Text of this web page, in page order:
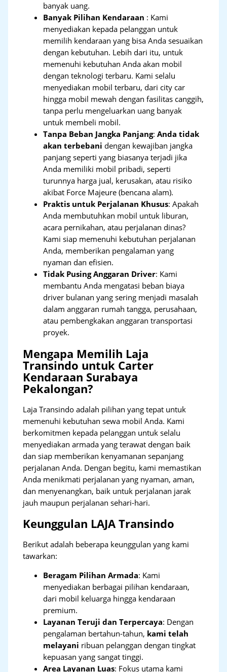
banyak uang.
Banyak Pilihan Kendaraan : Kami
menyediakan kepada pelanggan untuk
memilih kendaraan yang bisa Anda sesuaikan
dengan kebutuhan. Lebih dari itu, untuk
memenuhi kebutuhan Anda akan mobil
dengan teknologi terbaru. Kami selalu
menyediakan mobil terbaru, dari city car
hingga mobil mewah dengan fasilitas canggih,
tanpa perlu mengeluarkan uang banyak
untuk membeli mobil.
Tanpa Beban Jangka Panjang:Anda tidak
akan terbebani dengan kewajiban jangka
panjang seperti yang biasanya terjadi jika
Anda memiliki mobil pribadi, seperti
turunnya harga jual, kerusakan, atau risiko
akibat Force Majeure (bencana alam).
Praktis untuk Perjalanan Khusus: Apakah
Anda membutuhkan mobil untuk liburan,
acara pernikahan, atau perjalanan dinas?
Kami siap memenuhi kebutuhan perjalanan
Anda, memberikan pengalaman yang
nyaman dan efisien.
Tidak Pusing Anggaran Driver: Kami
membantu Anda mengatasi beban biaya
driver bulanan yang sering menjadi masalah
dalam anggaran rumah tangga, perusahaan,
atau pembengkakan anggaran transportasi
proyek.
Mengapa Memilih Laja
Transindo untuk Carter
Kendaraan Surabaya
Pekalongan?
Laja Transindo adalah pilihan yang tepat untuk
memenuhi kebutuhan sewa mobil Anda. Kami
berkomitmen kepada pelanggan untuk selalu
menyediakan armada yang terawat dengan baik
dan siap memberikan kenyamanan sepanjang
perjalanan Anda. Dengan begitu, kami memastikan
Anda menikmati perjalanan yang nyaman, aman,
dan menyenangkan, baik untuk perjalanan jarak
jauh maupun perjalanan sehari-hari.
Keunggulan LAJA Transindo
Berikut adalah beberapa keunggulan yang kami
tawarkan:
Beragam Pilihan Armada: Kami
menyediakan berbagai pilihan kendaraan,
dari mobil keluarga hingga kendaraan
premium.
Layanan Teruji dan Terpercaya: Dengan
pengalaman bertahun-tahun, kami telah
melayani ribuan pelanggan dengan tingkat
kepuasan yang sangat tinggi.
Area Layanan Luas: Fokus utama kami